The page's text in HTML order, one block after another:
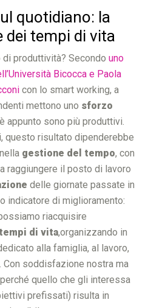
quotidiano: la
dei tempi di vita
produttività? Secondo uno
Bicocca e Paola
con lo smart working, a
mettono uno sforzo
appunto sono più produttivi.
questo risultato dipenderebbe
gestione del tempo, con
raggiungere il posto di lavoro
delle giornate passate in
indicatore di miglioramento:
riacquisire
di vita,organizzando in
alla famiglia, al lavoro,
Con soddisfazione nostra ma
quello che gli interessa
prefissati) risulta in